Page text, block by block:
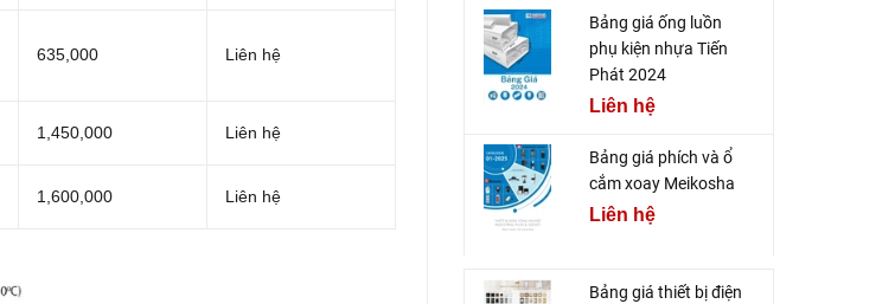
635,000 Liên hệ
1,450,000 Liên hệ
1,600,000 Liên hệ
Bảng giá ống luồn
phụ kiện nhựa Tiến
Phát 2024
Liên hệ
Bảng giá phích và ổ
cắm xoay Meikosha
Liên hệ
Bảng giá thiết bị điện